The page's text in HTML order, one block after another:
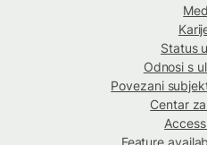
Status
Odnosi s
Povezani
Centar
Feature